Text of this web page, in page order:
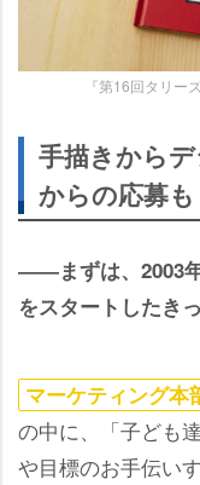
『第16回タリー
手描きから
からの応募も
――まずは、2003年
をスタートしたき
マーケティング本
の中に、「子ども
目標のお手伝いす